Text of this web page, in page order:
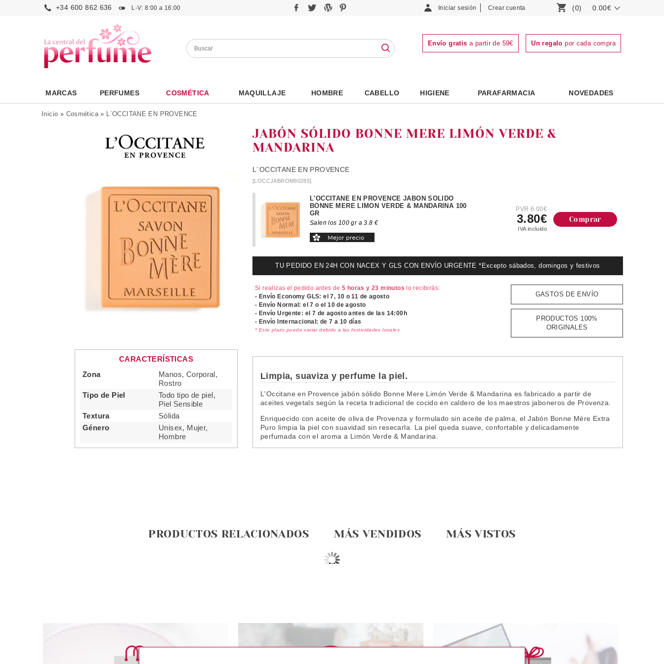
+34 600 862 636 L-V: 8:00 a 16:00 Iniciar sesión Crear cuenta (0) 0.00€
Envío gratis a partir de 59€ Un regalo por cada compra
MARCAS PERFUMES COSMÉTICA MAQUILLAJE HOMBRE CABELLO HIGIENE PARAFARMACIA NOVEDADES
Inicio » Cosmética» L´OCCITANE EN PROVENCE
CARACTERÍSTICAS
Zona
Manos, Corporal,
Rostro
Tipo de Piel
Todo tipo de piel,
Piel Sensible
Textura
Sólida
Género
Unisex, Mujer,
Hombre
JABÓN SÓLIDO BONNE MERE LIMÓN VERDE &
MANDARINA
L´OCCITANE EN PROVENCE
[LOCCJABROM80285]
L'OCCITANE EN PROVENCE JABON SOLIDO
BONNE MERE LIMON VERDE & MANDARINA 100
GR
Salen los 100 gr a 3.8 €
PVR 6.00€
3.80€
IVA incluido
Comprar
TU PEDIDO EN 24H CON NACEX Y GLS CON ENVÍO URGENTE *Excepto sábados, domingos y festivos
Si realizas el pedido antes de5 horas y 23 minutos lo recibirás:
- Envío Economy GLS: el7, 10 o 11 de agosto
- Envío Normal: el7 o el 10 de agosto
- Envío Urgente: el 7 de agosto antes de las 14:00h
- Envío Internacional: de 7 a 10 días
* Este plazo puede variar debido a las festividades locales
GASTOS DE ENVÍO
PRODUCTOS 100%
ORIGINALES
Limpia, suaviza y perfume la piel.
L'Occitane en Provence jabón sólido Bonne Mere Limón Verde & Mandarina es fabricado a partir de
aceites vegetals según la receta tradicional de cocido en caldero de los maestros jaboneros de Provenza.
Enriquecido con aceite de oliva de Provenza y formulado sin aceite de palma, el Jabón Bonne Mère Extra
Puro limpia la piel con suavidad sin resecarla. La piel queda suave, confortable y delicadamente
perfumada con el aroma a Limón Verde & Mandarina.
PRODUCTOS RELACIONADOS MÁS VENDIDOS MÁS VISTOS